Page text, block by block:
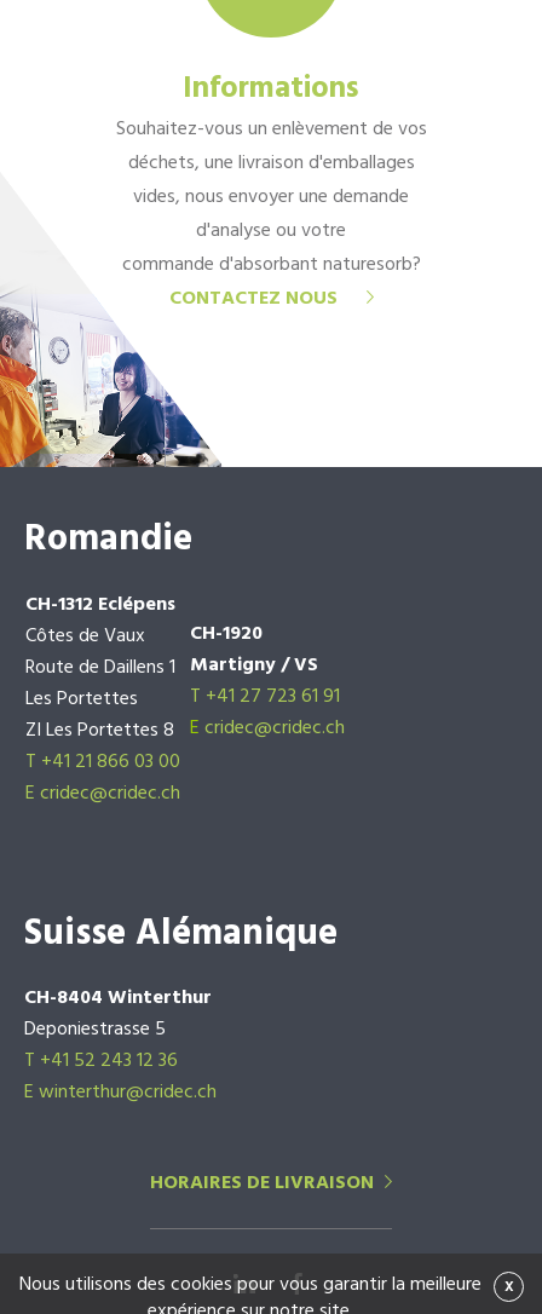
Informations
Souhaitez-vous un enlèvement de vos
déchets, une livraison d'emballages
vides, nous envoyer une demande
d'analyse ou votre
commande d'absorbant naturesorb?
CONTACTEZ NOUS
Romandie
CH-1312 Eclépens
Côtes de Vaux
Route de Daillens 1
Les Portettes
ZI Les Portettes 8
T +41 21 866 03 00
Ecridec@cridec.ch
CH-1920
Martigny / VS
T +41 27 723 61 91
Ecridec@cridec.ch
Suisse Alémanique
CH-8404 Winterthur
Deponiestrasse 5
T +41 52 243 12 36
E winterthur@cridec.ch
HORAIRES DE LIVRAISON
x
Nous utilisons des cookies pour vous garantir la meilleure